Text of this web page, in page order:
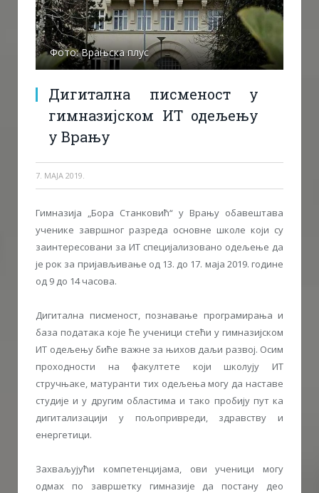
Фото: Врањска плус
Дигитална писменост у
гимназијском ИТ одељењу
у Врању
7. МАЈА 2019.
Гимназија „Бора Станковић“ у Врању обавештава
ученике завршног разреда основне школе који су
заинтересовани за ИТ специјализовано одељење да
је рок за пријављивање од 13. до 17. маја 2019. године
од 9 до 14 часова.
Дигитална писменост, познавање програмирања и
база података које ће ученици стећи у гимназијском
ИТ одељењу биће важне за њихов даљи развој. Осим
проходности на факултете који школују ИТ
стручњаке, матуранти тих одељења могу да наставе
студије и у другим областима и тако пробију пут ка
дигитализацији у пољопривреди, здравству и
енергетици.
Захваљујући компетенцијама, ови ученици могу
одмах по завршетку гимназије да постану део